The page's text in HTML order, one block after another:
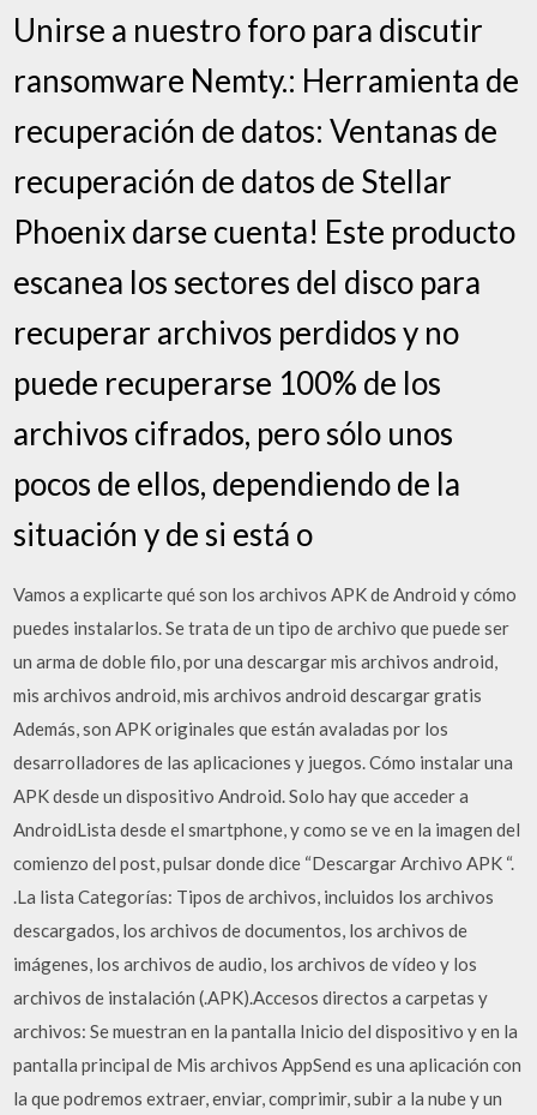
Unirse a nuestro foro para discutir
ransomware Nemty.: Herramienta de
recuperación de datos: Ventanas de
recuperación de datos de Stellar
Phoenix darse cuenta! Este producto
escanea los sectores del disco para
recuperar archivos perdidos y no
puede recuperarse 100% de los
archivos cifrados, pero sólo unos
pocos de ellos, dependiendo de la
situación y de si está o
Vamos a explicarte qué son los archivos APK de Android y cómo
puedes instalarlos. Se trata de un tipo de archivo que puede ser
un arma de doble filo, por una descargar mis archivos android,
mis archivos android, mis archivos android descargar gratis
Además, son APK originales que están avaladas por los
desarrolladores de las aplicaciones y juegos. Cómo instalar una
APK desde un dispositivo Android. Solo hay que acceder a
AndroidLista desde el smartphone, y como se ve en la imagen del
comienzo del post, pulsar donde dice “Descargar Archivo APK “.
.La lista Categorías: Tipos de archivos, incluidos los archivos
descargados, los archivos de documentos, los archivos de
imágenes, los archivos de audio, los archivos de vídeo y los
archivos de instalación (.APK).Accesos directos a carpetas y
archivos: Se muestran en la pantalla Inicio del dispositivo y en la
pantalla principal de Mis archivos AppSend es una aplicación con
la que podremos extraer, enviar, comprimir, subir a la nube y un